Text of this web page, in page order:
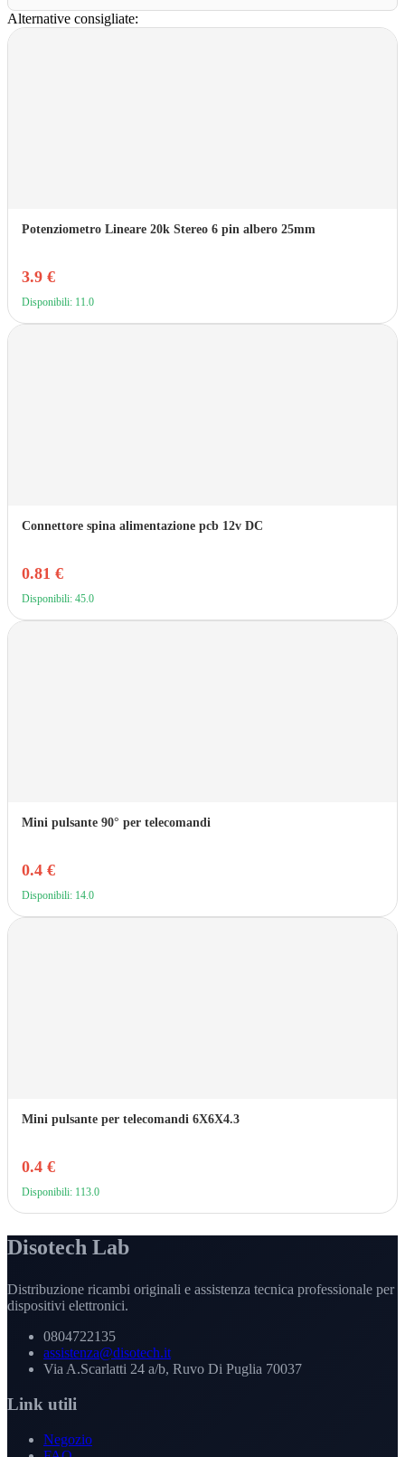
Alternative consigliate:
Potenziometro Lineare 20k Stereo 6 pin albero 25mm
3.9 €
Disponibili: 11.0
Connettore spina alimentazione pcb 12v DC
0.81 €
Disponibili: 45.0
Mini pulsante 90° per telecomandi
0.4 €
Disponibili: 14.0
Mini pulsante per telecomandi 6X6X4.3
0.4 €
Disponibili: 113.0
Disotech Lab
Distribuzione ricambi originali e assistenza tecnica professionale per
dispositivi elettronici.
0804722135
assistenza@disotech.it
Via A.Scarlatti 24 a/b, Ruvo Di Puglia 70037
Link utili
Negozio